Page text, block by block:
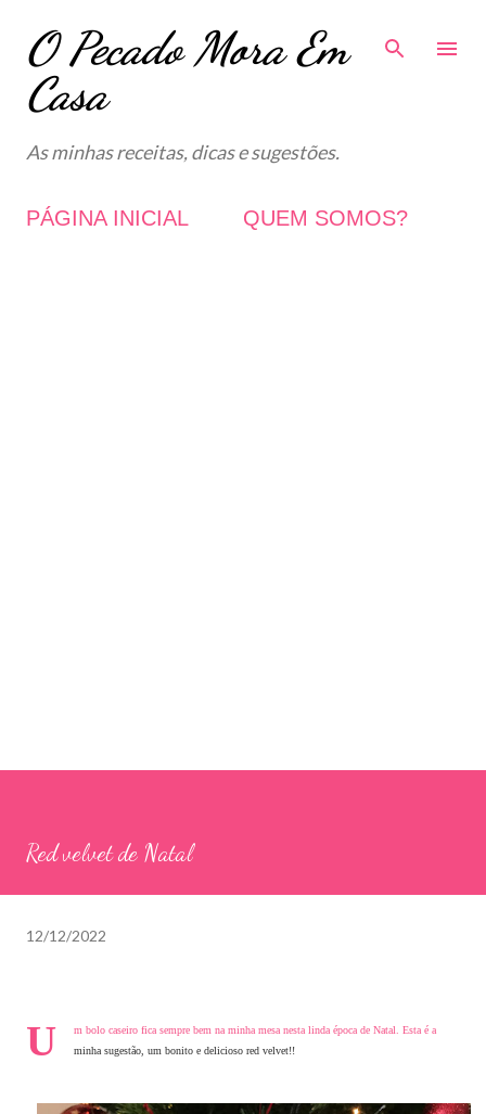
Avançar para o conteúdo principal
O Pecado Mora Em
Casa
As minhas receitas, dicas e sugestões.
PÁGINA INICIAL QUEM SOMOS?
Red velvet de Natal
12/12/2022
U
m bolo caseiro fica sempre bem na minha mesa nesta linda época de Natal. Esta é a
minha sugestão, um bonito e delicioso red velvet!!